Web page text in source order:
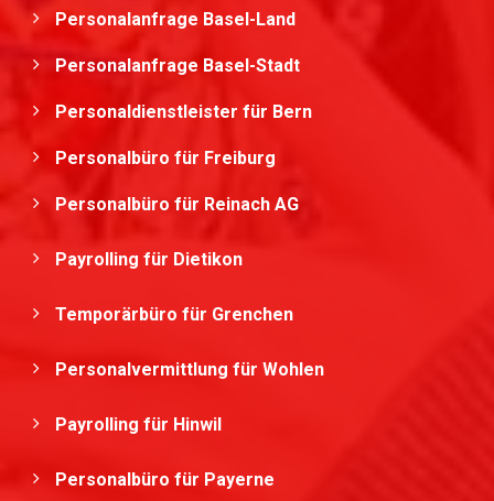
Personalanfrage Basel-Land
Personalanfrage Basel-Stadt
Personaldienstleister für Bern
Personalbüro für Freiburg
Personalbüro für Reinach AG
Payrolling für Dietikon
Temporärbüro für Grenchen
Personalvermittlung für Wohlen
Payrolling für Hinwil
Personalbüro für Payerne